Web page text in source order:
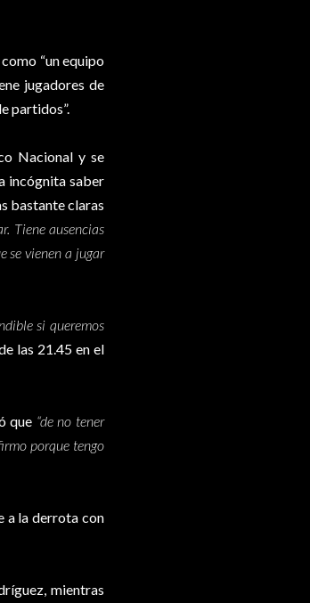
“un equipo
jugadores de
partidos”.
Nacional y se
incógnita saber
bastante claras
Tiene ausencias
se vienen a jugar
si queremos
las 21.45 en el
que “de no tener
porque tengo
a la derrota con
mientras